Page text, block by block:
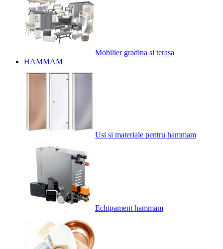
Mobilier gradina si terasa
HAMMAM
Usi si materiale pentru hammam
Echipament hammam